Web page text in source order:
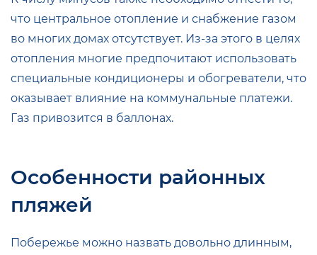
что центральное отопление и снабжение газом
во многих домах отсутствует. Из-за этого в целях
отопления многие предпочитают использовать
специальные кондиционеры и обогреватели, что
оказывает влияние на коммунальные платежи.
Газ привозится в баллонах.
Особенности районных
пляжей
Побережье можно назвать довольно длинным,